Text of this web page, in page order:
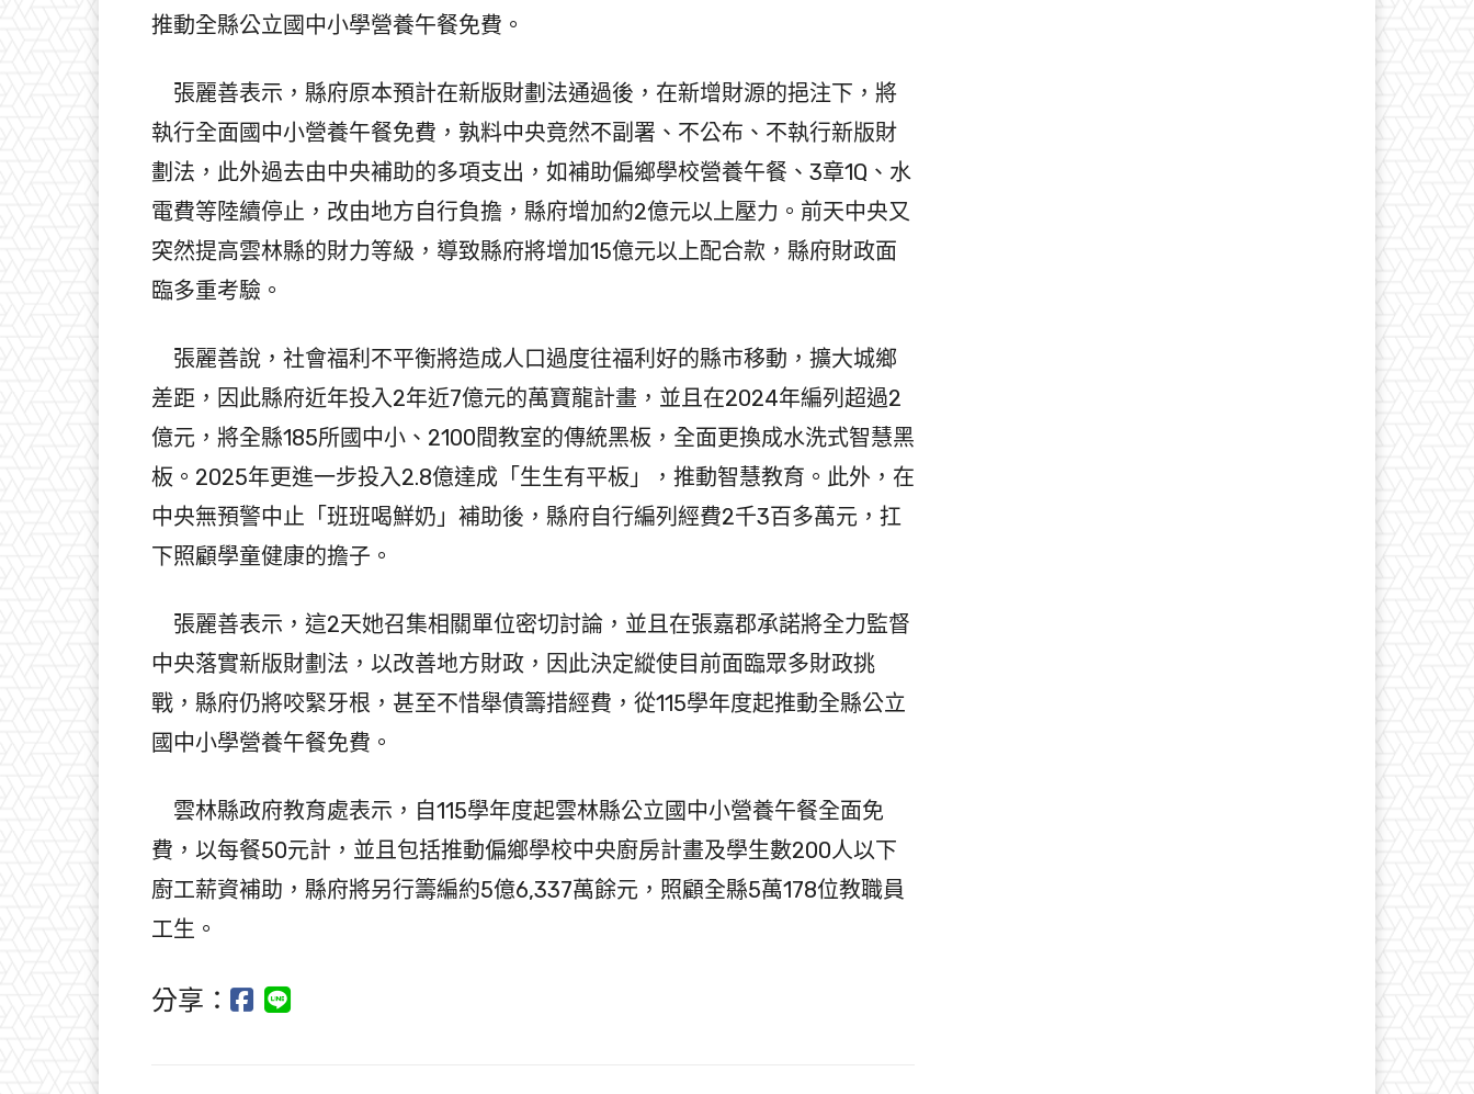
推動全縣公立國中小學營養午餐免費。
張麗善表示，縣府原本預計在新版財劃法通過後，在新增財源的挹注下，將
執行全面國中小營養午餐免費，孰料中央竟然不副署、不公布、不執行新版財
劃法，此外過去由中央補助的多項支出，如補助偏鄉學校營養午餐、3章1Q、水
電費等陸續停止，改由地方自行負擔，縣府增加約2億元以上壓力。前天中央又
突然提高雲林縣的財力等級，導致縣府將增加15億元以上配合款，縣府財政面
臨多重考驗。
張麗善說，社會福利不平衡將造成人口過度往福利好的縣市移動，擴大城鄉
差距，因此縣府近年投入2年近7億元的萬寶龍計畫，並且在2024年編列超過2
億元，將全縣185所國中小、2100間教室的傳統黑板，全面更換成水洗式智慧黑
板。2025年更進一步投入2.8億達成「生生有平板」，推動智慧教育。此外，在
中央無預警中止「班班喝鮮奶」補助後，縣府自行編列經費2千3百多萬元，扛
下照顧學童健康的擔子。
張麗善表示，這2天她召集相關單位密切討論，並且在張嘉郡承諾將全力監督
中央落實新版財劃法，以改善地方財政，因此決定縱使目前面臨眾多財政挑
戰，縣府仍將咬緊牙根，甚至不惜舉債籌措經費，從115學年度起推動全縣公立
國中小學營養午餐免費。
雲林縣政府教育處表示，自115學年度起雲林縣公立國中小營養午餐全面免
費，以每餐50元計，並且包括推動偏鄉學校中央廚房計畫及學生數200人以下
廚工薪資補助，縣府將另行籌編約5億6,337萬餘元，照顧全縣5萬178位教職員
工生。
分享：